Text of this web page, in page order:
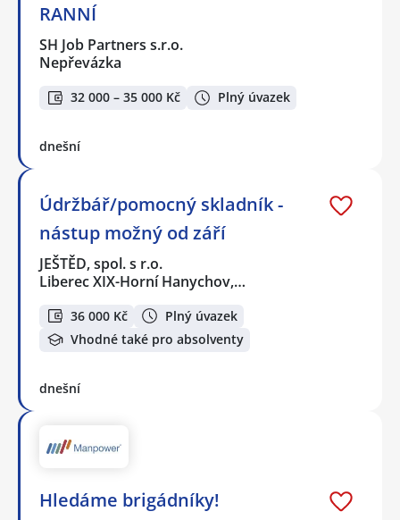
RANNÍ
SH Job Partners s.r.o.
Nepřevázka
32 000 – 35 000 Kč Plný úvazek
dnešní
Údržbář/pomocný skladník -
nástup možný od září
JEŠTĚD, spol. s r.o.
Liberec XIX-Horní Hanychov,…
36 000 Kč
Plný úvazek
Vhodné také pro absolventy
dnešní
Hledáme brigádníky!